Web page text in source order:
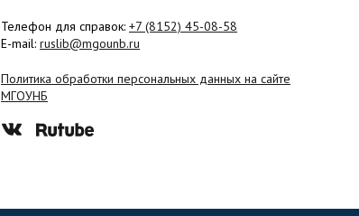
Телефон для справок: +7 (8152) 45-08-58
E-mail: ruslib@mgounb.ru
Политика обработки персональных данных на сайте
МГОУНБ